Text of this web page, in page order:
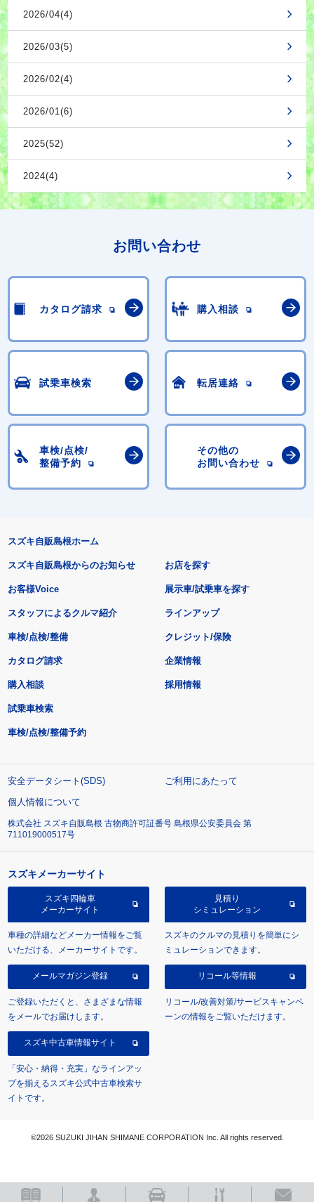
2026/04(4)
2026/03(5)
2026/02(4)
2026/01(6)
2025(52)
2024(4)
お問い合わせ
カタログ請求 購入相談
試乗車検索 転居連絡
車検/点検/
整備予約
その他の
お問い合わせ
スズキ自販島根ホーム
スズキ自販島根からのお知らせ
お客様Voice
スタッフによるクルマ紹介
お店を探す
展示車/試乗車を探す
ラインアップ
車検/点検/整備 クレジット/保険
カタログ請求
購入相談
試乗車検索
車検/点検/整備予約
企業情報
採用情報
安全データシート(SDS)
ご利用にあたって
個人情報について
株式会社 スズキ自販島根 古物商許可証番号 島根県公安委員会 第
711019000517号
スズキメーカーサイト
スズキ四輪車
メーカーサイト
車種の詳細などメーカー情報をご覧
いただける、メーカーサイトです。
見積り
シミュレーション
スズキのクルマの見積りを簡単にシ
ミュレーションできます。
メールマガジン登録
ご登録いただくと、さまざまな情報
をメールでお届けします。
リコール等情報
リコール/改善対策/サービスキャンペ
ーンの情報をご覧いただけます。
スズキ中古車情報サイト
「安心・納得・充実」なラインアッ
プを揃えるスズキ公式中古車検索サ
イトです。
©2026 SUZUKI JIHAN SHIMANE CORPORATION Inc. All rights reserved.